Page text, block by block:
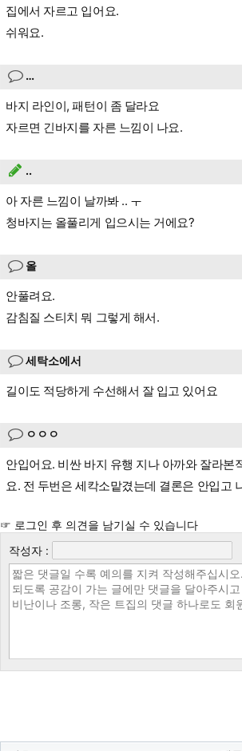
집에서 자르고 입어요.
쉬워요.
…
바지 라인이, 패턴이 좀 달라요
자르면 긴바지를 자른 느낌이 나요.
..
아 자른 느낌이 날까봐 .. ㅜ
청바지는 올풀리게 입으시는 거에요?
올
안풀려요.
감침질 스티치 뭐 그렇게 해서.
세탁소에서
길이도 적당하게 수선해서 잘 입고 있어요
ㅇㅇㅇ
안입어요. 비싼 바지 유행 지나 아까와 잘라
요. 전 두번은 세칵소맡겼는데 결론은 안입고
☞ 로그인 후 의견을 남기실 수 있습니다
작성자 :